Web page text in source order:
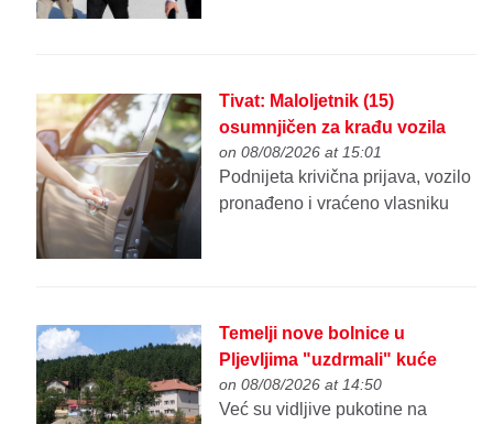
Tivat: Maloljetnik (15)
osumnjičen za krađu vozila
on 08/08/2026 at 15:01
Podnijeta krivična prijava, vozilo
pronađeno i vraćeno vlasniku
Temelji nove bolnice u
Pljevljima "uzdrmali" kuće
on 08/08/2026 at 14:50
Već su vidljive pukotine na